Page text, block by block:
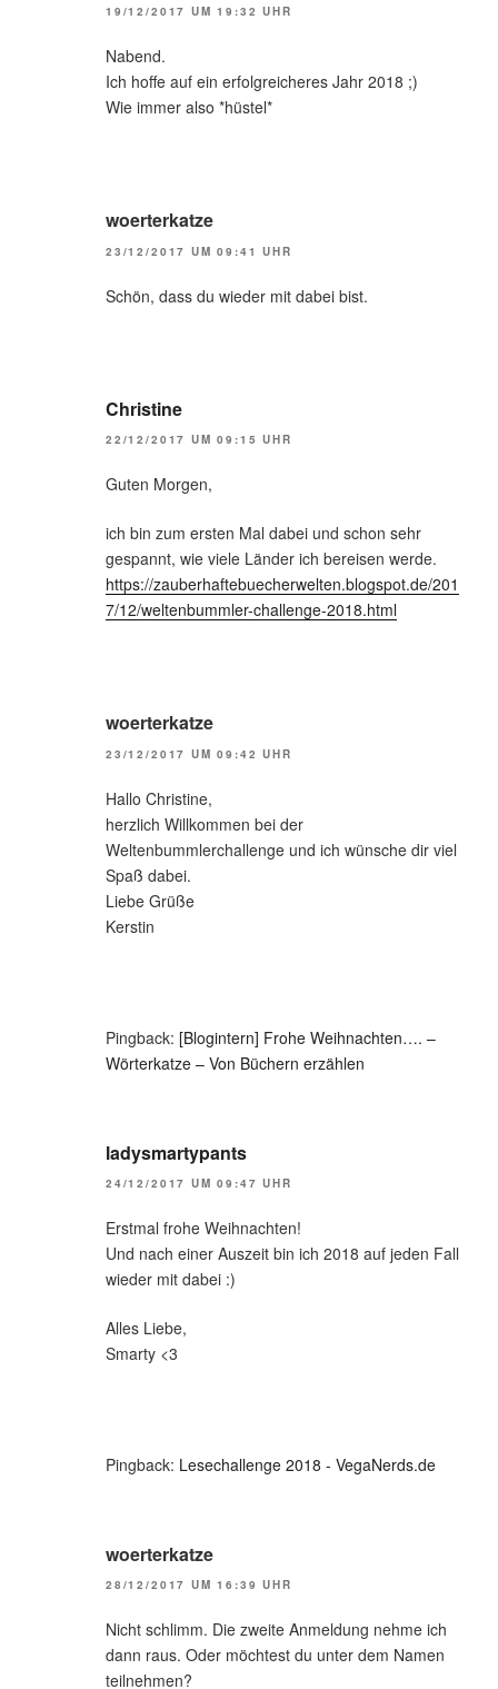
19/12/2017 UM 19:32 UHR
Nabend.
Ich hoffe auf ein erfolgreicheres Jahr 2018 ;)
Wie immer also *hüstel*
woerterkatze
23/12/2017 UM 09:41 UHR
Schön, dass du wieder mit dabei bist.
Christine
22/12/2017 UM 09:15 UHR
Guten Morgen,
ich bin zum ersten Mal dabei und schon sehr
gespannt, wie viele Länder ich bereisen werde.
https://zauberhaftebuecherwelten.blogspot.de/201
7/12/weltenbummler-challenge-2018.html
woerterkatze
23/12/2017 UM 09:42 UHR
Hallo Christine,
herzlich Willkommen bei der
Weltenbummlerchallenge und ich wünsche dir viel
Spaß dabei.
Liebe Grüße
Kerstin
Pingback: [Blogintern] Frohe Weihnachten…. –
Wörterkatze – Von Büchern erzählen
ladysmartypants
24/12/2017 UM 09:47 UHR
Erstmal frohe Weihnachten!
Und nach einer Auszeit bin ich 2018 auf jeden Fall
wieder mit dabei :)
Alles Liebe,
Smarty <3
Pingback: Lesechallenge 2018 - VegaNerds.de
woerterkatze
28/12/2017 UM 16:39 UHR
Nicht schlimm. Die zweite Anmeldung nehme ich
dann raus. Oder möchtest du unter dem Namen
teilnehmen?